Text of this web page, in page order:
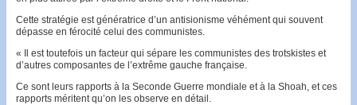
Cette stratégie est génératrice d’un antisionisme véhément qui souvent
dépasse en férocité celui des commu­nis­tes.
« Il est toutefois un facteur qui sépare les communistes des trotskistes et
d’autres composantes de l’extrême gau­che française.
Ce sont leurs rapports à la Seconde Guerre mondiale et à la Shoah, et ces
rapports méritent qu’on les observe en détail.